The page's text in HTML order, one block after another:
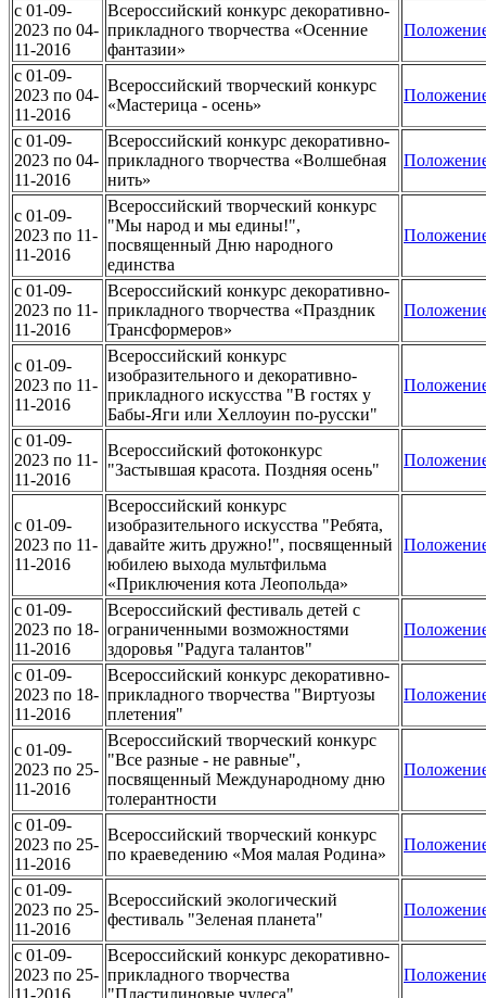
c 01-09-
2023 по 04-
11-2016
Всероссийский конкурс декоративно-
прикладного творчества «Осенние
фантазии»
c 01-09-
2023 по 04-
11-2016
Всероссийский творческий конкурс
«Мастерица - осень»
c 01-09-
2023 по 04-
11-2016
Всероссийский конкурс декоративно-
прикладного творчества «Волшебная
нить»
c 01-09-
2023 по 11-
11-2016
Всероссийский творческий конкурс
"Мы народ и мы едины!",
посвященный Дню народного
единства
c 01-09-
2023 по 11-
11-2016
Всероссийский конкурс декоративно-
прикладного творчества «Праздник
Трансформеров»
c 01-09-
2023 по 11-
11-2016
Всероссийский конкурс
изобразительного и декоративно-
прикладного искусства "В гостях у
Бабы-Яги или Хеллоуин по-русски"
c 01-09-
2023 по 11-
11-2016
Всероссийский фотоконкурс
"Застывшая красота. Поздняя осень"
c 01-09-
2023 по 11-
11-2016
Всероссийский конкурс
изобразительного искусства "Ребята,
давайте жить дружно!", посвященный
юбилею выхода мультфильма
«Приключения кота Леопольда»
c 01-09-
2023 по 18-
11-2016
Всероссийский фестиваль детей с
ограниченными возможностями
здоровья "Радуга талантов"
c 01-09-
2023 по 18-
11-2016
Всероссийский конкурс декоративно-
прикладного творчества "Виртуозы
плетения"
c 01-09-
2023 по 25-
11-2016
Всероссийский творческий конкурс
"Все разные - не равные",
посвященный Международному дню
толерантности
c 01-09-
2023 по 25-
11-2016
Всероссийский творческий конкурс
по краеведению «Моя малая Родина»
c 01-09-
2023 по 25-
11-2016
Всероссийский экологический
фестиваль "Зеленая планета"
c 01-09-
2023 по 25-
Всероссийский конкурс декоративно-
прикладного творчества